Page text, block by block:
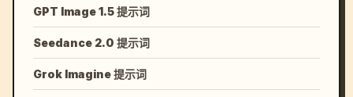
GPT Image 1.5 提示词
Seedance 2.0 提示词
Grok Imagine 提示词